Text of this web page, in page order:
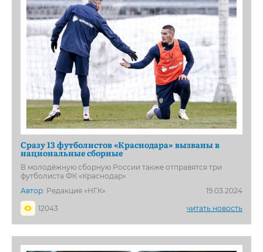
Сразу 13 футболистов «Краснодара» вызваны в
национальные сборные
В молодёжную сборную России также отправятся три
футболиста ФК «Краснодар»
Автор: Редакция «НГК»
19.03.2024
12043
читать новость